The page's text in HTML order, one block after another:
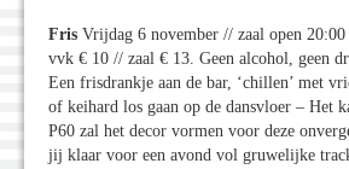
Fris Vrijdag 6 november // zaal open
vvk € 10 // zaal € 13. Geen alcohol, geen
Een frisdrankje aan de bar, ‘chillen’ met
of keihard los gaan op de dansvloer – Het
P60 zal het decor vormen voor deze
jij klaar voor een avond vol gruwelijke